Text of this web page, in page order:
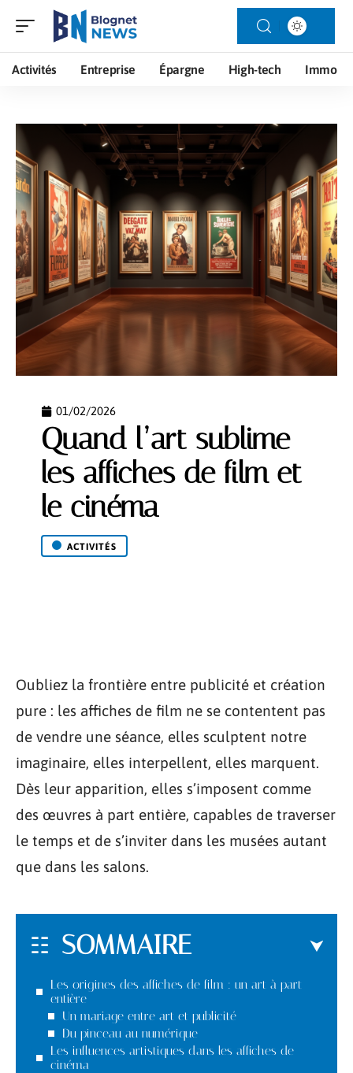
Activités Entreprise Épargne High-tech Immo
01/02/2026
Quand l’art sublime
les affiches de film et
le cinéma
ACTIVITÉS
Oubliez la frontière entre publicité et création
pure : les affiches de film ne se contentent pas
de vendre une séance, elles sculptent notre
imaginaire, elles interpellent, elles marquent.
Dès leur apparition, elles s’imposent comme
des œuvres à part entière, capables de traverser
le temps et de s’inviter dans les musées autant
que dans les salons.
SOMMAIRE
Les origines des affiches de film : un art à part
entière
Un mariage entre art et publicité
Du pinceau au numérique
Les influences artistiques dans les affiches de
cinéma